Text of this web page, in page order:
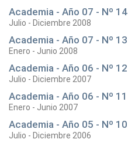
Academia - Año 07 - Nº 14
Julio - Diciembre 2008
Academia - Año 07 - Nº 13
Enero - Junio 2008
Academia - Año 06 - Nº 12
Julio - Diciembre 2007
Academia - Año 06 - Nº 11
Enero - Junio 2007
Academia - Año 05 - Nº 10
Julio - Diciembre 2006